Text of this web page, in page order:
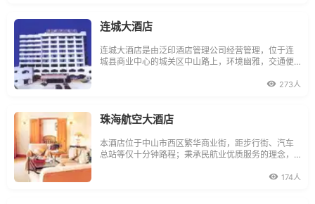
连城大酒店
连城大酒店是由泛印酒店管理公司经营管理，位于连
城县商业中心的城关区中山路上，环境幽雅，交通便
视、迷你酒吧、电子门锁及国际、国内直拨电话等，
室
273人
珠海航空大酒店
本酒店位于中山市西区繁华商业街，距步行街、汽车
总站等仅十分钟路程；秉承民航业优质服务的理念，
贵，宽松的空间和齐全实用的设施，令您倍觉轻松舒174人